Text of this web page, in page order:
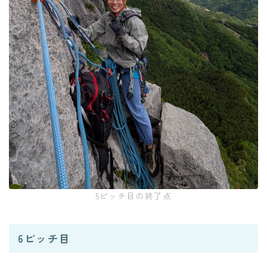
5ピッチ目の終了点
6ピッチ目